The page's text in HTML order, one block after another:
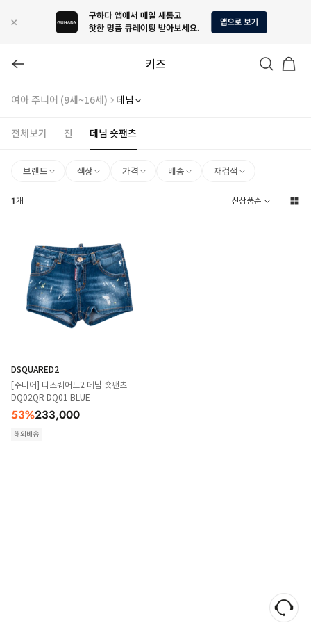
키즈
여아 주니어 (9세~16세) 데님
전체보기 진 데님 숏팬츠
브랜드 색상 가격 배송 재검색
1개 신상품순
DSQUARED2
[주니어] 디스퀘어드2 데님 숏팬츠
DQ02QR DQ01 BLUE
53%233,000
해외배송